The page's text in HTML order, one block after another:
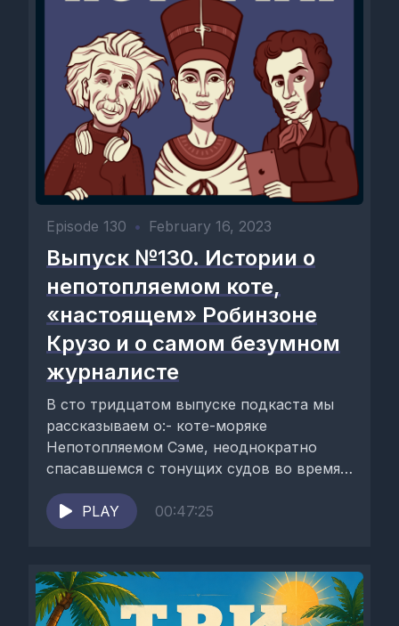
Episode 130 • February 16, 2023
Выпуск №130. Истории о
непотопляемом коте,
«настоящем» Робинзоне
Крузо и о самом безумном
журналисте
В сто тридцатом выпуске подкаста мы
рассказываем о:- коте-моряке
Непотопляемом Сэме, неоднократно
спасавшемся с тонущих судов во время
Второй Мировой Войны;- Александре
Селькирке –...
PLAY 00:47:25